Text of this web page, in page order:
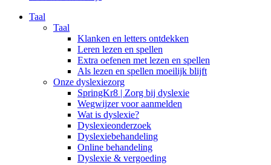
Taal
Taal
Klanken en letters ontdekken
Leren lezen en spellen
Extra oefenen met lezen en spellen
Als lezen en spellen moeilijk blijft
Onze dyslexiezorg
SpringKr8 | Zorg bij dyslexie
Wegwijzer voor aanmelden
Wat is dyslexie?
Dyslexieonderzoek
Dyslexiebehandeling
Online behandeling
Dyslexie & vergoeding